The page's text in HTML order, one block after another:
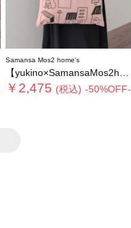
Samansa Mos2 home's
【yukino×SamansaMos2home’s】ブローチ付バッグ
￥2,475 (税込) -50%OFF-